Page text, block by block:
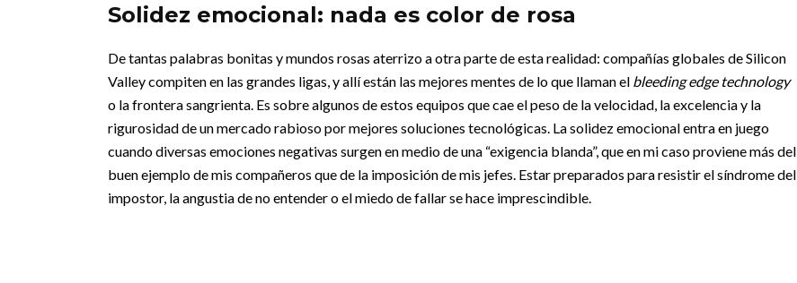
Solidez emocional: nada es color de rosa
De tantas palabras bonitas y mundos rosas aterrizo a otra parte de esta realidad: compañías globales de Silicon
Valley compiten en las grandes ligas, y allí están las mejores mentes de lo que llaman el bleeding edge technology
o la frontera sangrienta. Es sobre algunos de estos equipos que cae el peso de la velocidad, la excelencia y la
rigurosidad de un mercado rabioso por mejores soluciones tecnológicas. La solidez emocional entra en juego
cuando diversas emociones negativas surgen en medio de una “exigencia blanda”, que en mi caso proviene más del
buen ejemplo de mis compañeros que de la imposición de mis jefes. Estar preparados para resistir el síndrome del
impostor, la angustia de no entender o el miedo de fallar se hace imprescindible.